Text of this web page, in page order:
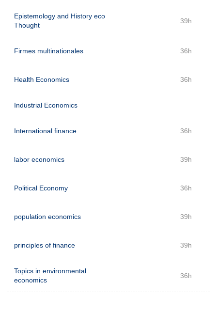
Epistemology and History eco
Thought
39h
Firmes multinationales 36h
Health Economics 36h
Industrial Economics
International finance 36h
labor economics 39h
Political Economy 36h
population economics 39h
principles of finance 39h
Topics in environmental
economics
36h